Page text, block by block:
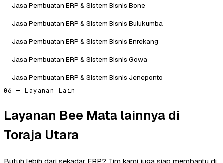
Jasa Pembuatan ERP & Sistem Bisnis Bone
Jasa Pembuatan ERP & Sistem Bisnis Bulukumba
Jasa Pembuatan ERP & Sistem Bisnis Enrekang
Jasa Pembuatan ERP & Sistem Bisnis Gowa
Jasa Pembuatan ERP & Sistem Bisnis Jeneponto
06 — Layanan Lain
Layanan Bee Mata lainnya di
Toraja Utara
Butuh lebih dari sekadar ERP? Tim kami juga siap membantu di